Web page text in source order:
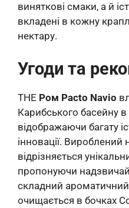
виняткові смаки, а й
вкладені в кожну
нектару.
Угоди та
THE Ром Pacto Navio
Карибського басейну в
відображаючи багату
інновації. Вироблений
відрізняється
пропонуючи
складний
очищається в бочках